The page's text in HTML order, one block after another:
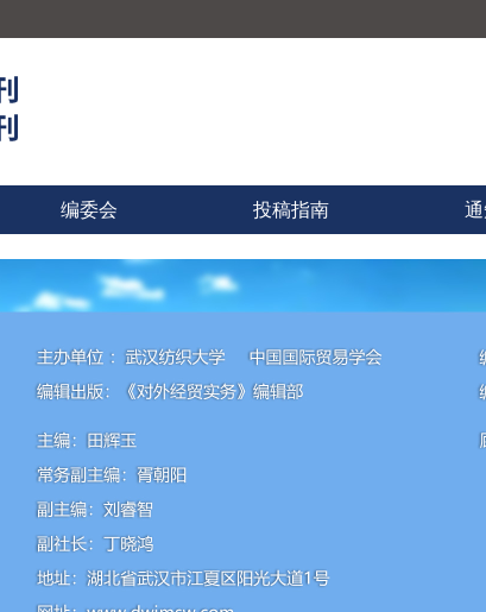
编委会 投稿指南